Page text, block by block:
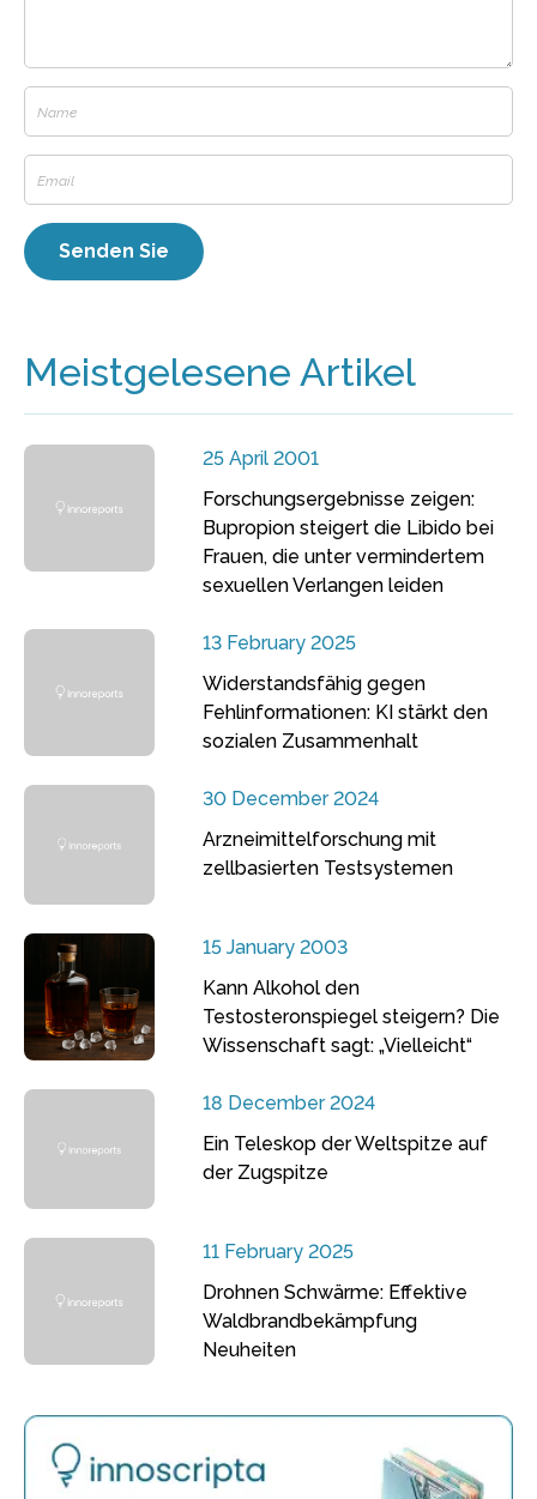
Meistgelesene Artikel
25 April 2001
Forschungsergebnisse zeigen:
Bupropion steigert die Libido bei
Frauen, die unter vermindertem
sexuellen Verlangen leiden
13 February 2025
Widerstandsfähig gegen
Fehlinformationen: KI stärkt den
sozialen Zusammenhalt
30 December 2024
Arzneimittelforschung mit
zellbasierten Testsystemen
15 January 2003
Kann Alkohol den
Testosteronspiegel steigern? Die
Wissenschaft sagt: „Vielleicht“
18 December 2024
Ein Teleskop der Weltspitze auf
der Zugspitze
11 February 2025
Drohnen Schwärme: Effektive
Waldbrandbekämpfung
Neuheiten